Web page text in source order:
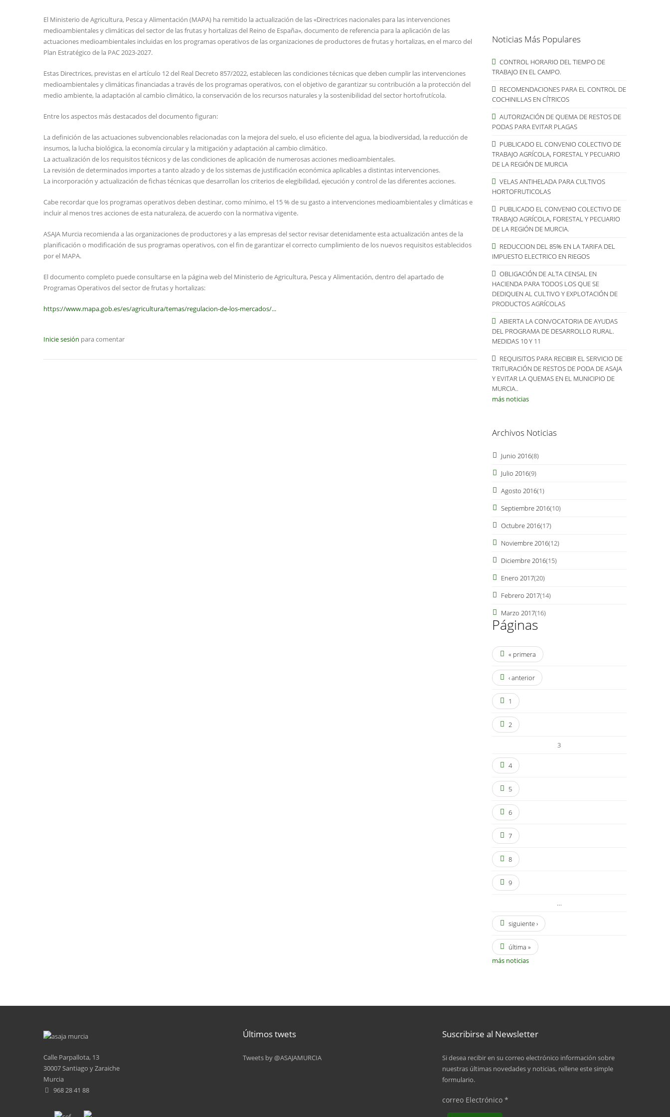
El Ministerio de Agricultura, Pesca y Alimentación (MAPA) ha remitido la actualización de las «Directrices nacionales para las intervenciones
medioambientales y climáticas del sector de las frutas y hortalizas del Reino de España», documento de referencia para la aplicación de las
actuaciones medioambientales incluidas en los programas operativos de las organizaciones de productores de frutas y hortalizas, en el marco del
Plan Estratégico de la PAC 2023-2027.
Estas Directrices, previstas en el artículo 12 del Real Decreto 857/2022, establecen las condiciones técnicas que deben cumplir las intervenciones
medioambientales y climáticas financiadas a través de los programas operativos, con el objetivo de garantizar su contribución a la protección del
medio ambiente, la adaptación al cambio climático, la conservación de los recursos naturales y la sostenibilidad del sector hortofrutícola.
Entre los aspectos más destacados del documento figuran:
La definición de las actuaciones subvencionables relacionadas con la mejora del suelo, el uso eficiente del agua, la biodiversidad, la reducción de
insumos, la lucha biológica, la economía circular y la mitigación y adaptación al cambio climático.
La actualización de los requisitos técnicos y de las condiciones de aplicación de numerosas acciones medioambientales.
La revisión de determinados importes a tanto alzado y de los sistemas de justificación económica aplicables a distintas intervenciones.
La incorporación y actualización de fichas técnicas que desarrollan los criterios de elegibilidad, ejecución y control de las diferentes acciones.
Cabe recordar que los programas operativos deben destinar, como mínimo, el 15 % de su gasto a intervenciones medioambientales y climáticas e
incluir al menos tres acciones de esta naturaleza, de acuerdo con la normativa vigente.
ASAJA Murcia recomienda a las organizaciones de productores y a las empresas del sector revisar detenidamente esta actualización antes de la
planificación o modificación de sus programas operativos, con el fin de garantizar el correcto cumplimiento de los nuevos requisitos establecidos
por el MAPA.
El documento completo puede consultarse en la página web del Ministerio de Agricultura, Pesca y Alimentación, dentro del apartado de
Programas Operativos del sector de frutas y hortalizas:
https://www.mapa.gob.es/es/agricultura/temas/regulacion-de-los-mercados/...
Inicie sesión para comentar
Noticias Más Populares
CONTROL HORARIO DEL TIEMPO DE
TRABAJO EN EL CAMPO.
RECOMENDACIONES PARA EL CONTROL DE
COCHINILLAS EN CÍTRICOS
AUTORIZACIÓN DE QUEMA DE RESTOS DE
PODAS PARA EVITAR PLAGAS
PUBLICADO EL CONVENIO COLECTIVO DE
TRABAJO AGRÍCOLA, FORESTAL Y PECUARIO
DE LA REGIÓN DE MURCIA
VELAS ANTIHELADA PARA CULTIVOS
HORTOFRUTICOLAS
PUBLICADO EL CONVENIO COLECTIVO DE
TRABAJO AGRÍCOLA, FORESTAL Y PECUARIO
DE LA REGIÓN DE MURCIA.
REDUCCION DEL 85% EN LA TARIFA DEL
IMPUESTO ELECTRICO EN RIEGOS
OBLIGACIÓN DE ALTA CENSAL EN
HACIENDA PARA TODOS LOS QUE SE
DEDIQUEN AL CULTIVO Y EXPLOTACIÓN DE
PRODUCTOS AGRÍCOLAS
ABIERTA LA CONVOCATORIA DE AYUDAS
DEL PROGRAMA DE DESARROLLO RURAL.
MEDIDAS 10 Y 11
REQUISITOS PARA RECIBIR EL SERVICIO DE
TRITURACIÓN DE RESTOS DE PODA DE ASAJA
Y EVITAR LA QUEMAS EN EL MUNICIPIO DE
MURCIA..
más noticias
Archivos Noticias
Junio 2016(8)
Julio 2016(9)
Agosto 2016(1)
Septiembre 2016(10)
Octubre 2016(17)
Noviembre 2016(12)
Diciembre 2016(15)
Enero 2017(20)
Febrero 2017(14)
Marzo 2017(16)
Páginas
« primera
‹ anterior
1
2
3
4
5
6
7
8
9
…
siguiente ›
última »
más noticias
Calle Parpallota, 13
30007 Santiago y Zaraiche
Murcia
968 28 41 88
Últimos twets
Tweets by @ASAJAMURCIA
Suscribirse al Newsletter
Si desea recibir en su correo electrónico información sobre
nuestras últimas novedades y noticias, rellene este simple
formulario.
correo Electrónico *